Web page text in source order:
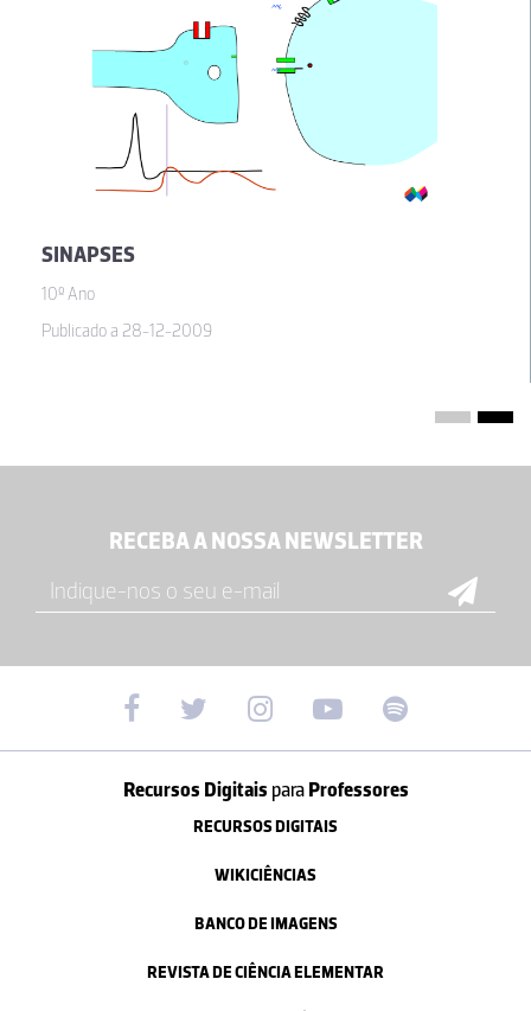
SINAPSES
10º Ano
Publicado a 28-12-2009
RECEBA A NOSSA NEWSLETTER
Recursos Digitais paraProfessores
RECURSOS DIGITAIS
WIKICIÊNCIAS
BANCO DE IMAGENS
REVISTA DE CIÊNCIA ELEMENTAR